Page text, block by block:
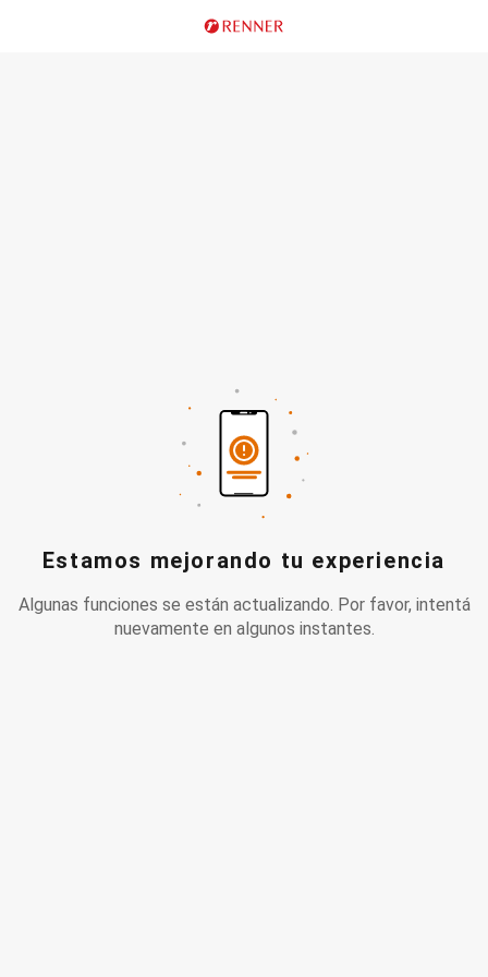
Estamos mejorando tu experiencia
Algunas funciones se están actualizando. Por favor, intentá
nuevamente en algunos instantes.